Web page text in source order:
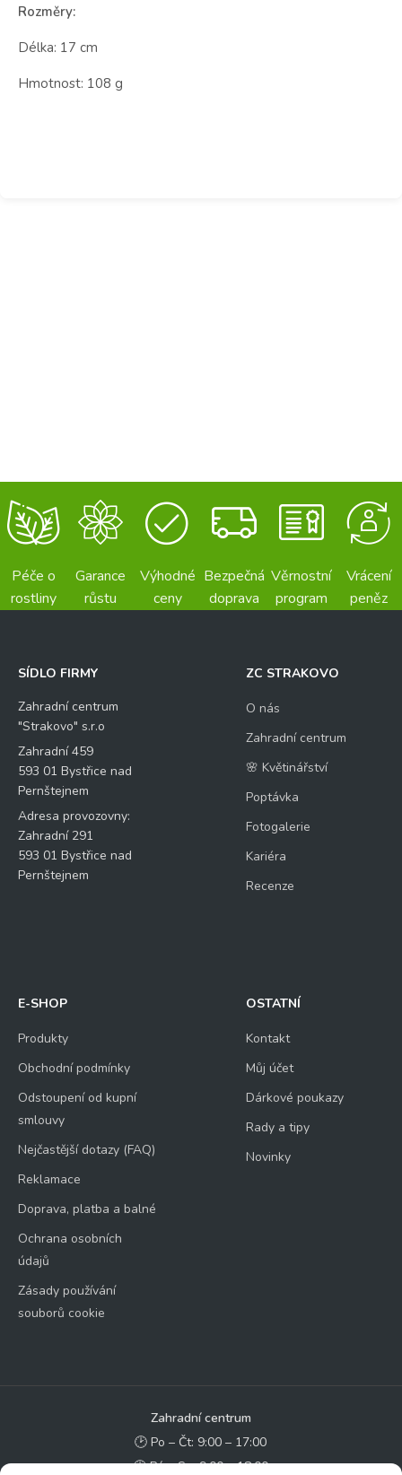
Rozměry:
Délka: 17 cm
Hmotnost: 108 g
Péče o
rostliny
Garance
růstu
Výhodné
ceny
Bezpečná
doprava
Věrnostní
program
Vrácení
peněz
SÍDLO FIRMY
Zahradní centrum
"Strakovo" s.r.o
Zahradní 459
593 01 Bystřice nad
Pernštejnem
Adresa provozovny:
Zahradní 291
593 01 Bystřice nad
Pernštejnem
ZC STRAKOVO
O nás
Zahradní centrum
🌸 Květinářství
Poptávka
Fotogalerie
Kariéra
Recenze
E-SHOP
Produkty
Obchodní podmínky
Odstoupení od kupní
smlouvy
Nejčastější dotazy (FAQ)
Reklamace
Doprava, platba a balné
Ochrana osobních
údajů
Zásady používání
souborů cookie
OSTATNÍ
Kontakt
Můj účet
Dárkové poukazy
Rady a tipy
Novinky
Zahradní centrum
🕑 Po – Čt: 9:00 – 17:00
🕑 Pá – So: 9:00 – 18:00